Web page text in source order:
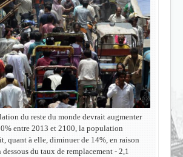
du reste du monde devrait augmenter
entre 2013 et 2100, la population
quant à elle, diminuerde 14%, en raison
du taux de remplacement - 2,1